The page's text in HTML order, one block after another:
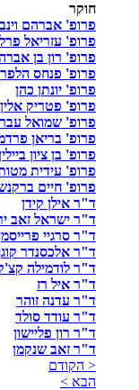
חוקר
פרופ' אברהם
פרופ' עזריאל פרל
פרופ' רון בן
פרופ' פנחס
פרופ' יונתן כהן
פרופ' פטריק אלין
פרופ' שמואל
פרופ' בריאן
פרופ' בן ציון
פרופ' עידית
פרופ' חיים
ד"ר אילן קידן
ד"ר ישראל זאב
ד"ר סרגיי
ד"ר אלכסנדר
ד"ר לודמילה
ד"ר איל רז
ד"ר עדנה זוהר
ד"ר עודד סולד
ד"ר רון פליישון
ד"ר זאב שנקמן
< הקודם
הבא >